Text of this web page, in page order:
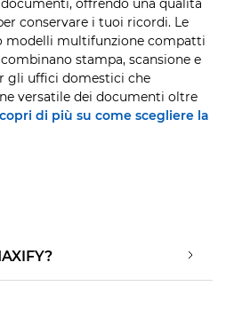
offrendo una qualità
conservare i tuoi ricordi. Le
modelli multifunzione compatti
stampa, scansione e
gli uffici domestici che
versatile dei documenti oltre
di più su come scegliere la